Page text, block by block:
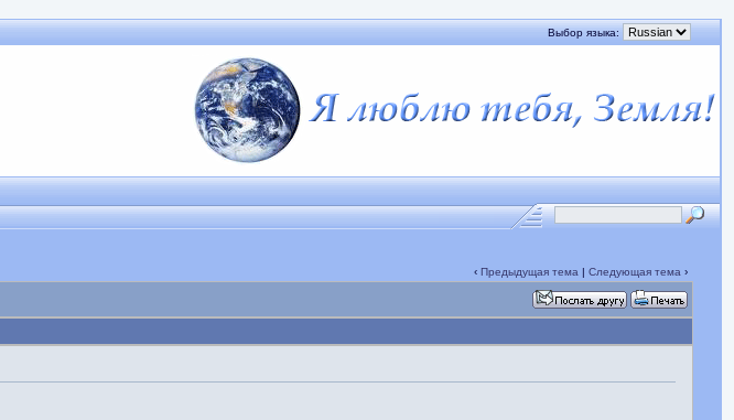
Выбор языка:
‹ Предыдущая тема | Следующая тема ›